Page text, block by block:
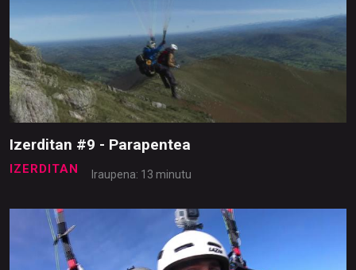
Izerditan #9 - Parapentea
IZERDITAN Iraupena: 13 minutu